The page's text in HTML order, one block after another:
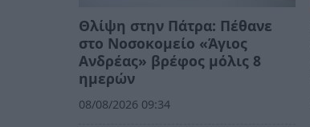
Θλίψη στην Πάτρα: Πέθανε
στο Νοσοκομείο «Άγιος
Ανδρέας» βρέφος μόλις 8
ημερών
08/08/2026 09:34